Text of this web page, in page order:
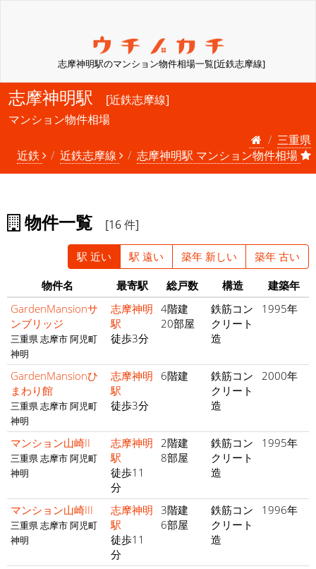
志摩神明駅のマンション物件相場一覧[近鉄志摩線]
志摩神明駅
[近鉄志摩線]
マンション物件相場
三重県
近鉄
近鉄志摩線 志摩神明駅 マンション物件相場
物件一覧 [16 件]
駅 近い 駅 遠い 築年 新しい 築年 古い
物件名 最寄駅 総戸数 構造
建築年
GardenMansionサ
ンブリッジ
三重県 志摩市 阿児町
神明
志摩神明
駅
徒歩3分
4階建
20部屋
鉄筋コン
クリート
造
1995年
GardenMansionひ
まわり館
三重県 志摩市 阿児町
神明
志摩神明
駅
徒歩3分
6階建
鉄筋コン
クリート
造
2000年
マンション山崎II
三重県 志摩市 阿児町
神明
志摩神明
駅
徒歩11
分
2階建
8部屋
鉄筋コン
クリート
造
1995年
マンション山崎III
三重県 志摩市 阿児町
神明
志摩神明
駅
徒歩11
分
3階建
6部屋
鉄筋コン
クリート
造
1996年